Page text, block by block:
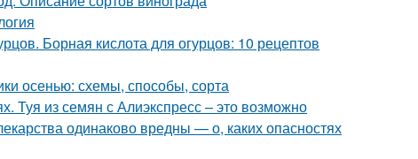
Борная кислота для огурцов: 10 рецептов
осенью: схемы, способы, сорта
Туя из семян с Алиэкспресс – это возможно
одинаково вредны — о, каких опасностях